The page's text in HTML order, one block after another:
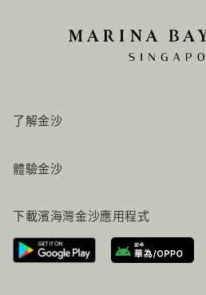
了解金沙
工作機會
聯絡我們
體驗金沙
行程規劃
路線指引
服務設施
下載濱海灣金沙應用程式